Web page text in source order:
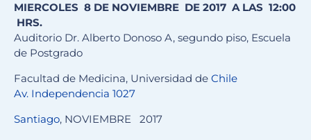
MIERCOLES 8 DE NOVIEMBRE DE 2017 A LAS 12:00
HRS.
Auditorio Dr. Alberto Donoso A, segundo piso, Escuela
de Postgrado
Facultad de Medicina, Universidad de Chile
Av. Independencia 1027
Santiago, NOVIEMBRE 2017